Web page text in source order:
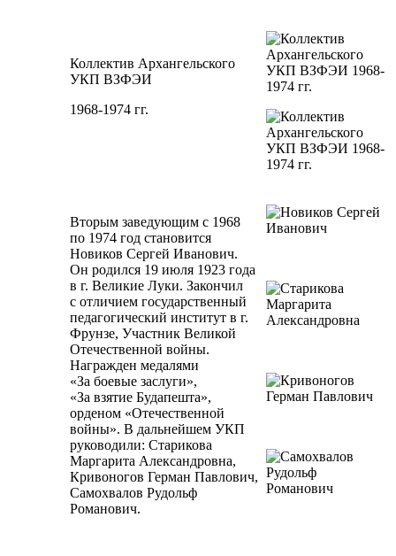
Коллектив Архангельского
УКП ВЗФЭИ
1968-1974 гг.
Вторым заведующим с 1968
по 1974 год становится
Новиков Сергей Иванович.
Он родился 19 июля 1923 года
в г. Великие Луки. Закончил
с отличием государственный
педагогический институт в г.
Фрунзе, Участник Великой
Отечественной войны.
Награжден медалями
«За боевые заслуги»,
«За взятие Будапешта»,
орденом «Отечественной
войны». В дальнейшем УКП
руководили: Старикова
Маргарита Александровна,
Кривоногов Герман Павлович,
Самохвалов Рудольф
Романович.